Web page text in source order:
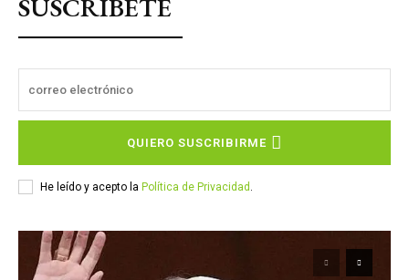
SUSCRÍBETE
QUIERO SUSCRIBIRME
He leído y acepto la Política de Privacidad